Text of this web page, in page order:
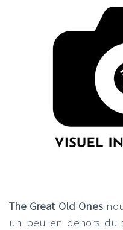
The Great Old Ones
un peu en dehors du